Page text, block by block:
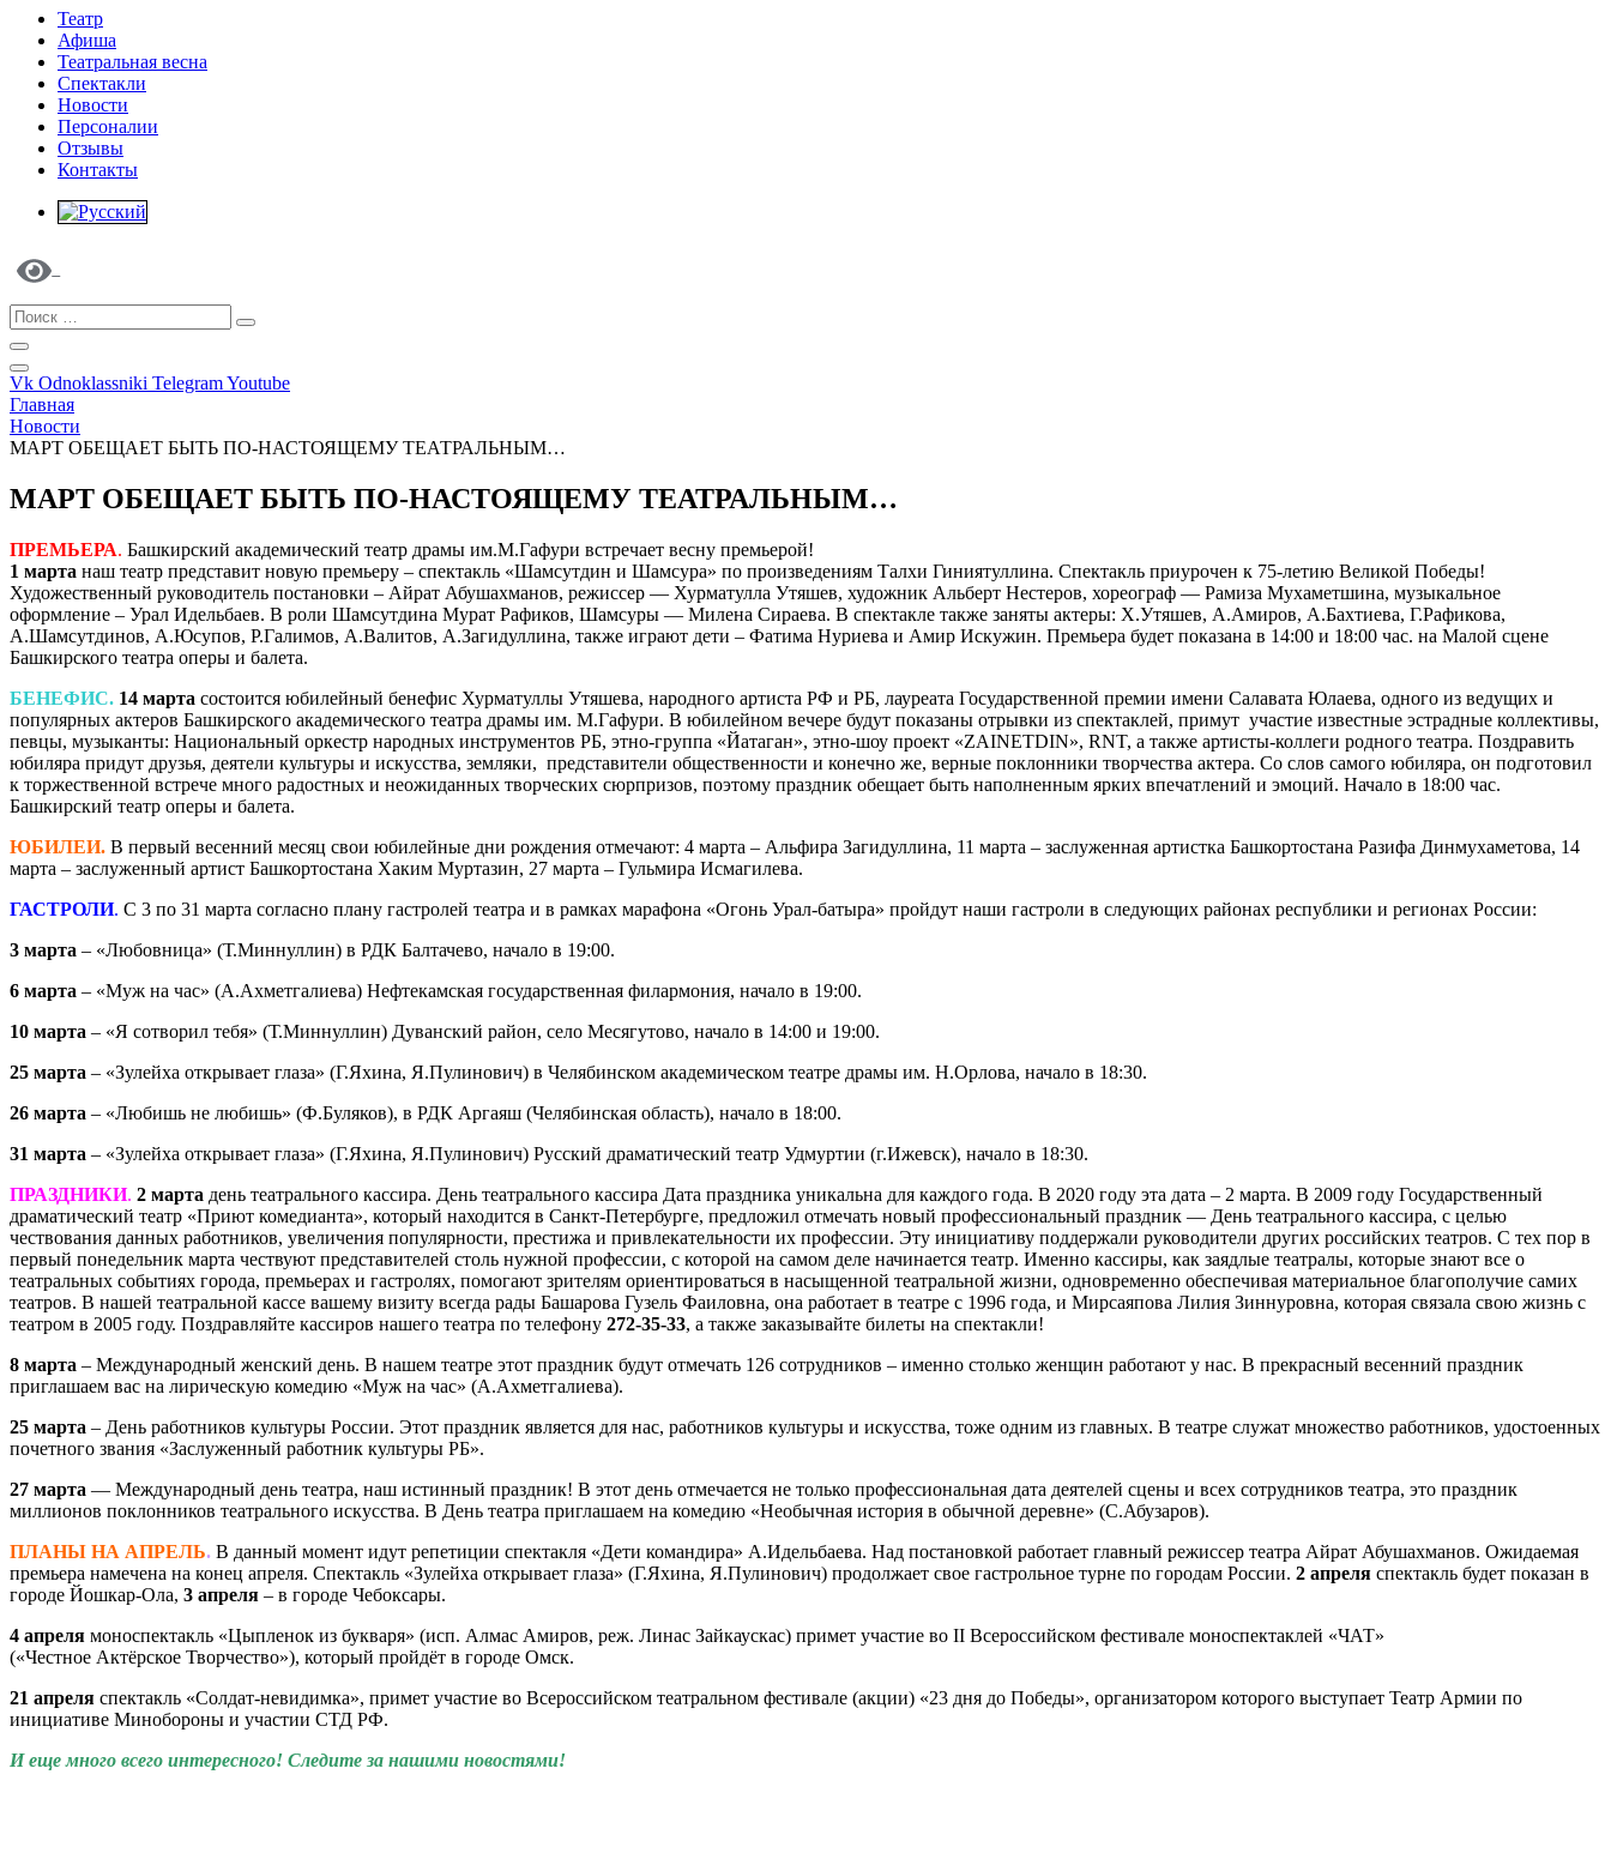
Театр
Афиша
Театральная весна
Спектакли
Новости
Персоналии
Отзывы
Контакты
Vk Odnoklassniki TelegramYoutube
Главная
Новости
МАРТ ОБЕЩАЕТ БЫТЬ ПО-НАСТОЯЩЕМУ ТЕАТРАЛЬНЫМ…
МАРТ ОБЕЩАЕТ БЫТЬ ПО-НАСТОЯЩЕМУ ТЕАТРАЛЬНЫМ…
ПРЕМЬЕРА. Башкирский академический театр драмы им.М.Гафури встречает весну премьерой!
1 марта наш театр представит новую премьеру – спектакль «Шамсутдин и Шамсура» по произведениям Талхи Гиниятуллина. Спектакль приурочен к 75-летию Великой Победы!
Художественный руководитель постановки – Айрат Абушахманов, режиссер — Хурматулла Утяшев, художник Альберт Нестеров, хореограф — Рамиза Мухаметшина, музыкальное
оформление – Урал Идельбаев. В роли Шамсутдина Мурат Рафиков, Шамсуры — Милена Сираева. В спектакле также заняты актеры: Х.Утяшев, А.Амиров, А.Бахтиева, Г.Рафикова,
А.Шамсутдинов, А.Юсупов, Р.Галимов, А.Валитов, А.Загидуллина, также играют дети – Фатима Нуриева и Амир Искужин. Премьера будет показана в 14:00 и 18:00 час. на Малой сцене
Башкирского театра оперы и балета.
БЕНЕФИС. 14 марта состоится юбилейный бенефис Хурматуллы Утяшева, народного артиста РФ и РБ, лауреата Государственной премии имени Салавата Юлаева, одного из ведущих и
популярных актеров Башкирского академического театра драмы им. М.Гафури. В юбилейном вечере будут показаны отрывки из спектаклей, примут участие известные эстрадные коллективы,
певцы, музыканты: Национальный оркестр народных инструментов РБ, этно-группа «Йатаган», этно-шоу проект «ZAINETDIN», RNT, а также артисты-коллеги родного театра. Поздравить
юбиляра придут друзья, деятели культуры и искусства, земляки, представители общественности и конечно же, верные поклонники творчества актера. Со слов самого юбиляра, он подготовил
к торжественной встрече много радостных и неожиданных творческих сюрпризов, поэтому праздник обещает быть наполненным ярких впечатлений и эмоций. Начало в 18:00 час.
Башкирский театр оперы и балета.
ЮБИЛЕИ. В первый весенний месяц свои юбилейные дни рождения отмечают: 4 марта – Альфира Загидуллина, 11 марта – заслуженная артистка Башкортостана Разифа Динмухаметова, 14
марта – заслуженный артист Башкортостана Хаким Муртазин, 27 марта – Гульмира Исмагилева.
ГАСТРОЛИ. С 3 по 31 марта согласно плану гастролей театра и в рамках марафона «Огонь Урал-батыра» пройдут наши гастроли в следующих районах республики и регионах России:
3 марта – «Любовница» (Т.Миннуллин) в РДК Балтачево, начало в 19:00.
6 марта – «Муж на час» (А.Ахметгалиева) Нефтекамская государственная филармония, начало в 19:00.
10 марта – «Я сотворил тебя» (Т.Миннуллин) Дуванский район, село Месягутово, начало в 14:00 и 19:00.
25 марта – «Зулейха открывает глаза» (Г.Яхина, Я.Пулинович) в Челябинском академическом театре драмы им. Н.Орлова, начало в 18:30.
26 марта – «Любишь не любишь» (Ф.Буляков), в РДК Аргаяш (Челябинская область), начало в 18:00.
31 марта – «Зулейха открывает глаза» (Г.Яхина, Я.Пулинович) Русский драматический театр Удмуртии (г.Ижевск), начало в 18:30.
ПРАЗДНИКИ. 2 марта день театрального кассира. День театрального кассира Дата праздника уникальна для каждого года. В 2020 году эта дата – 2 марта. В 2009 году Государственный
драматический театр «Приют комедианта», который находится в Санкт-Петербурге, предложил отмечать новый профессиональный праздник — День театрального кассира, с целью
чествования данных работников, увеличения популярности, престижа и привлекательности их профессии. Эту инициативу поддержали руководители других российских театров. С тех пор в
первый понедельник марта чествуют представителей столь нужной профессии, с которой на самом деле начинается театр. Именно кассиры, как заядлые театралы, которые знают все о
театральных событиях города, премьерах и гастролях, помогают зрителям ориентироваться в насыщенной театральной жизни, одновременно обеспечивая материальное благополучие самих
театров. В нашей театральной кассе вашему визиту всегда рады Башарова Гузель Фаиловна, она работает в театре с 1996 года, и Мирсаяпова Лилия Зиннуровна, которая связала свою жизнь с
театром в 2005 году. Поздравляйте кассиров нашего театра по телефону 272-35-33, а также заказывайте билеты на спектакли!
8 марта – Международный женский день. В нашем театре этот праздник будут отмечать 126 сотрудников – именно столько женщин работают у нас. В прекрасный весенний праздник
приглашаем вас на лирическую комедию «Муж на час» (А.Ахметгалиева).
25 марта – День работников культуры России. Этот праздник является для нас, работников культуры и искусства, тоже одним из главных. В театре служат множество работников, удостоенных
почетного звания «Заслуженный работник культуры РБ».
27 марта — Международный день театра, наш истинный праздник! В этот день отмечается не только профессиональная дата деятелей сцены и всех сотрудников театра, это праздник
миллионов поклонников театрального искусства. В День театра приглашаем на комедию «Необычная история в обычной деревне» (С.Абузаров).
ПЛАНЫ НА АПРЕЛЬ. В данный момент идут репетиции спектакля «Дети командира» А.Идельбаева. Над постановкой работает главный режиссер театра Айрат Абушахманов. Ожидаемая
премьера намечена на конец апреля. Спектакль «Зулейха открывает глаза» (Г.Яхина, Я.Пулинович) продолжает свое гастрольное турне по городам России. 2 апреля спектакль будет показан в
городе Йошкар-Ола, 3 апреля – в городе Чебоксары.
4 апреля моноспектакль «Цыпленок из букваря» (исп. Алмас Амиров, реж. Линас Зайкаускас) примет участие во II Всероссийском фестивале моноспектаклей «ЧАТ»
(«Честное Актёрское Творчество»), который пройдёт в городе Омск.
21 апреля спектакль «Солдат-невидимка», примет участие во Всероссийском театральном фестивале (акции) «23 дня до Победы», организатором которого выступает Театр Армии по
инициативе Минобороны и участии СТД РФ.
И еще много всего интересного! Следите за нашими новостями!